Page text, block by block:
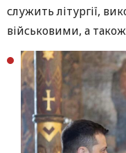
служить літургії,
військовими, а